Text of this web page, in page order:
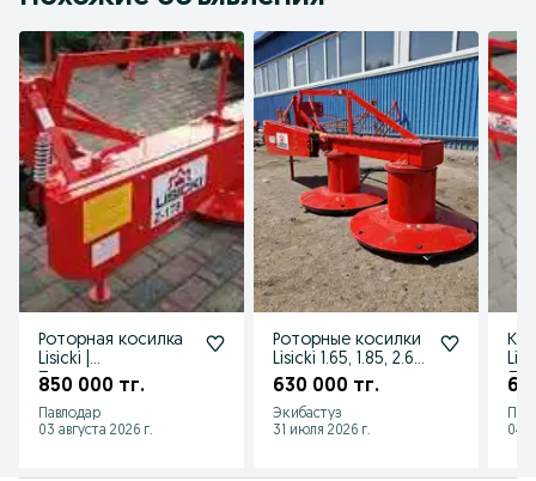
Роторная косилка
Lisicki |
Проверенное
качество
850 000 тг.
Павлодар
03 августа 2026 г.
Роторные косилки
Lisicki 1.65, 1.85, 2.6 в
наличии
630 000 тг.
Экибастуз
31 июля 2026 г.
04